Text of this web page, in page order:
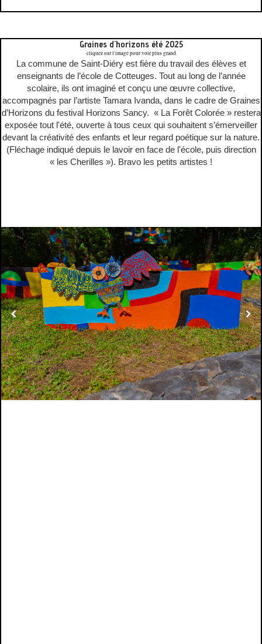
Graines d'horizons été 2025
cliquez sur l'image pour voir plus grand
La commune de Saint-Diéry est fière du travail des élèves et
enseignants de l’école de Cotteuges. Tout au long de l’année
scolaire, ils ont imaginé et conçu une œuvre collective,
accompagnés par l’artiste Tamara Ivanda, dans le cadre de Graines
d’Horizons du festival Horizons Sancy. « La Forêt Colorée » restera
exposée tout l'été, ouverte à tous ceux qui souhaitent s’émerveiller
devant la créativité des enfants et leur regard poétique sur la nature.
(Fléchage indiqué depuis le lavoir en face de l'école, puis direction
« les Cherilles »). Bravo les petits artistes !